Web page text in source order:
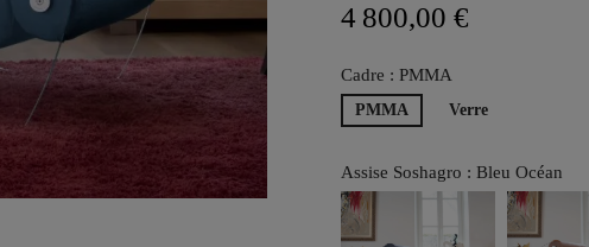
4 800,00 €
Cadre : PMMA
PMMA Verre
Assise Soshagro : Bleu Océan